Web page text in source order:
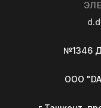
№1346
OOO